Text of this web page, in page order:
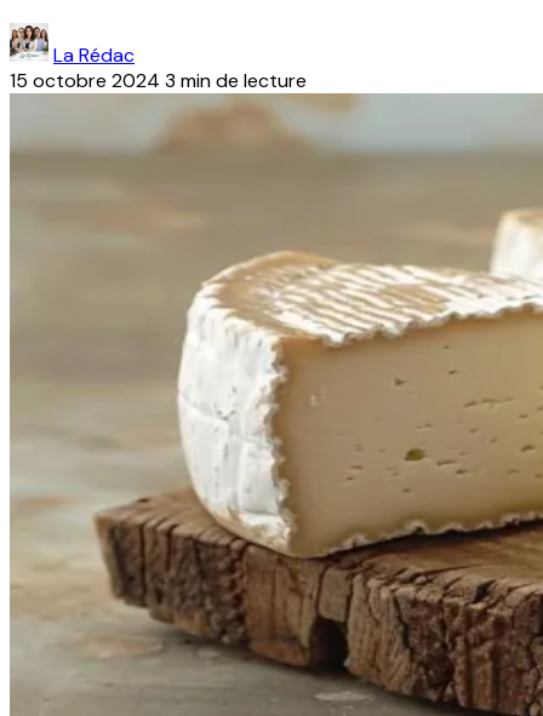
La Rédac
15 octobre 2024 3 min de lecture